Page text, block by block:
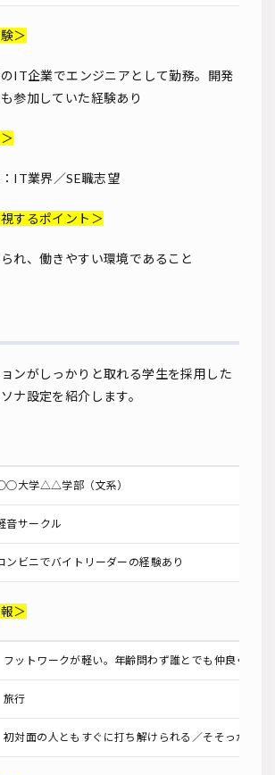
＞
IT企業でエンジニアとして勤務。開発
参加していた経験あり
IT業界／SE職志望
するポイント＞
れ、働きやすい環境であること
ンがしっかりと取れる学生を採用した
ナ設定を紹介します。
大学△△学部（文系）
音サークル
ンビニでバイトリーダーの経験あり
＞
フットワークが軽い。年齢問わず誰とでも仲良くでき
旅行
初対面の人ともすぐに打ち解けられる／そそっかしい